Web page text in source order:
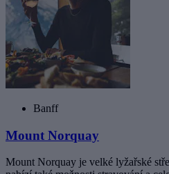
Banff
Mount Norquay
Mount Norquay je velké lyžařské